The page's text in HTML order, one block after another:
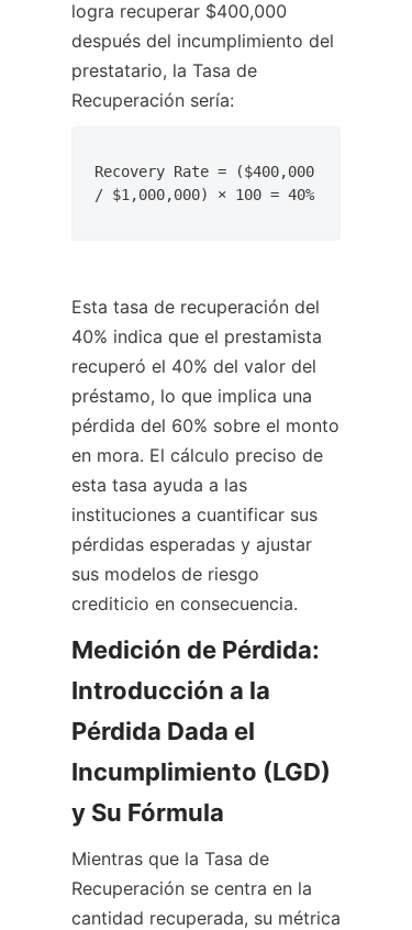
logra recuperar $400,000
después del incumplimiento del
prestatario, la Tasa de
Recuperación sería:
Recovery Rate = ($400,000
/ $1,000,000) × 100 = 40%
Esta tasa de recuperación del
40% indica que el prestamista
recuperó el 40% del valor del
préstamo, lo que implica una
pérdida del 60% sobre el monto
en mora. El cálculo preciso de
esta tasa ayuda a las
instituciones a cuantificar sus
pérdidas esperadas y ajustar
sus modelos de riesgo
crediticio en consecuencia.
Medición de Pérdida:
Introducción a la
Pérdida Dada el
Incumplimiento (LGD)
y Su Fórmula
Mientras que la Tasa de
Recuperación se centra en la
cantidad recuperada, su métrica